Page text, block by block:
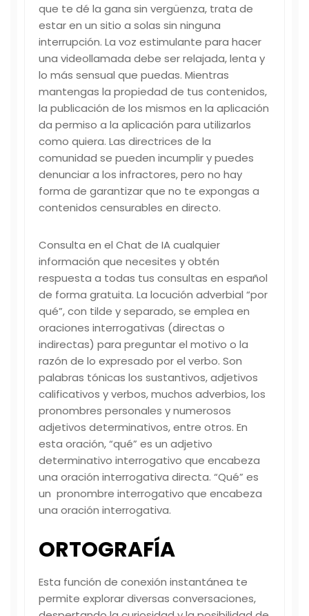
que te dé la gana sin vergüenza, trata de
estar en un sitio a solas sin ninguna
interrupción. La voz estimulante para hacer
una videollamada debe ser relajada, lenta y
lo más sensual que puedas. Mientras
mantengas la propiedad de tus contenidos,
la publicación de los mismos en la aplicación
da permiso a la aplicación para utilizarlos
como quiera. Las directrices de la
comunidad se pueden incumplir y puedes
denunciar a los infractores, pero no hay
forma de garantizar que no te expongas a
contenidos censurables en directo.
Consulta en el Chat de IA cualquier
información que necesites y obtén
respuesta a todas tus consultas en español
de forma gratuita. La locución adverbial “por
qué”, con tilde y separado, se emplea en
oraciones interrogativas (directas o
indirectas) para preguntar el motivo o la
razón de lo expresado por el verbo. Son
palabras tónicas los sustantivos, adjetivos
calificativos y verbos, muchos adverbios, los
pronombres personales y numerosos
adjetivos determinativos, entre otros. En
esta oración, “qué” es un adjetivo
determinativo interrogativo que encabeza
una oración interrogativa directa. “Qué” es
un pronombre interrogativo que encabeza
una oración interrogativa.
ORTOGRAFÍA
Esta función de conexión instantánea te
permite explorar diversas conversaciones,